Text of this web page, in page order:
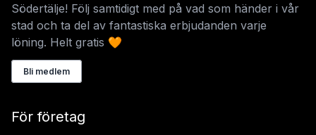
Södertälje! Följ samtidigt med på vad som händer i vår
stad och ta del av fantastiska erbjudanden varje
löning. Helt gratis 🧡
Bli medlem
För företag